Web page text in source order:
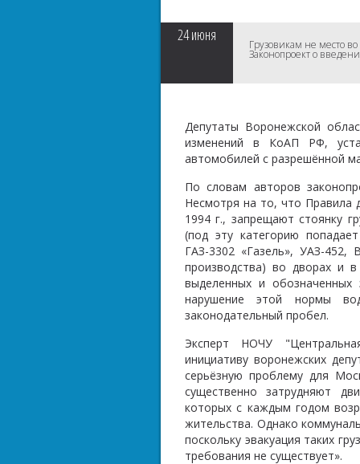
24июня
Грузовикам не место во
Законопроект о
Депутаты Воронежской
изменений в КоАП РФ,
автомобилей c разрешённой
По словам авторов
Несмотря на то, что Правила
1994 г., запрещают стоянку
(под эту категорию
ГАЗ-3302 «Газель», УАЗ-452,
производства) во дворах и
выделенных и
нарушение этой нормы
законодательный пробел.
Эксперт НОЧУ
инициативу воронежских
серьёзную проблему для
существенно затрудняют
которых с каждым годом
жительства. Однако
поскольку эвакуация таких
требования не существует».